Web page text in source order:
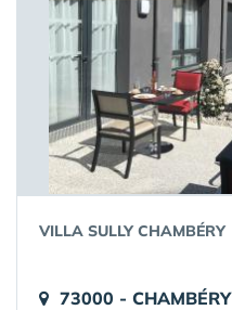
VILLA SULLY CHAMBÉRY
73000 - CHAMBÉRY